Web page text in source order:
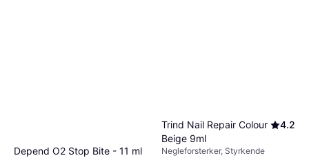
Depend O2 Stop Bite - 11 ml
Trind Nail Repair Colour
Beige 9ml
4.2
Negleforsterker, Styrkende